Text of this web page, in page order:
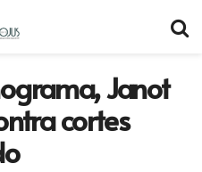
Janot
cortes